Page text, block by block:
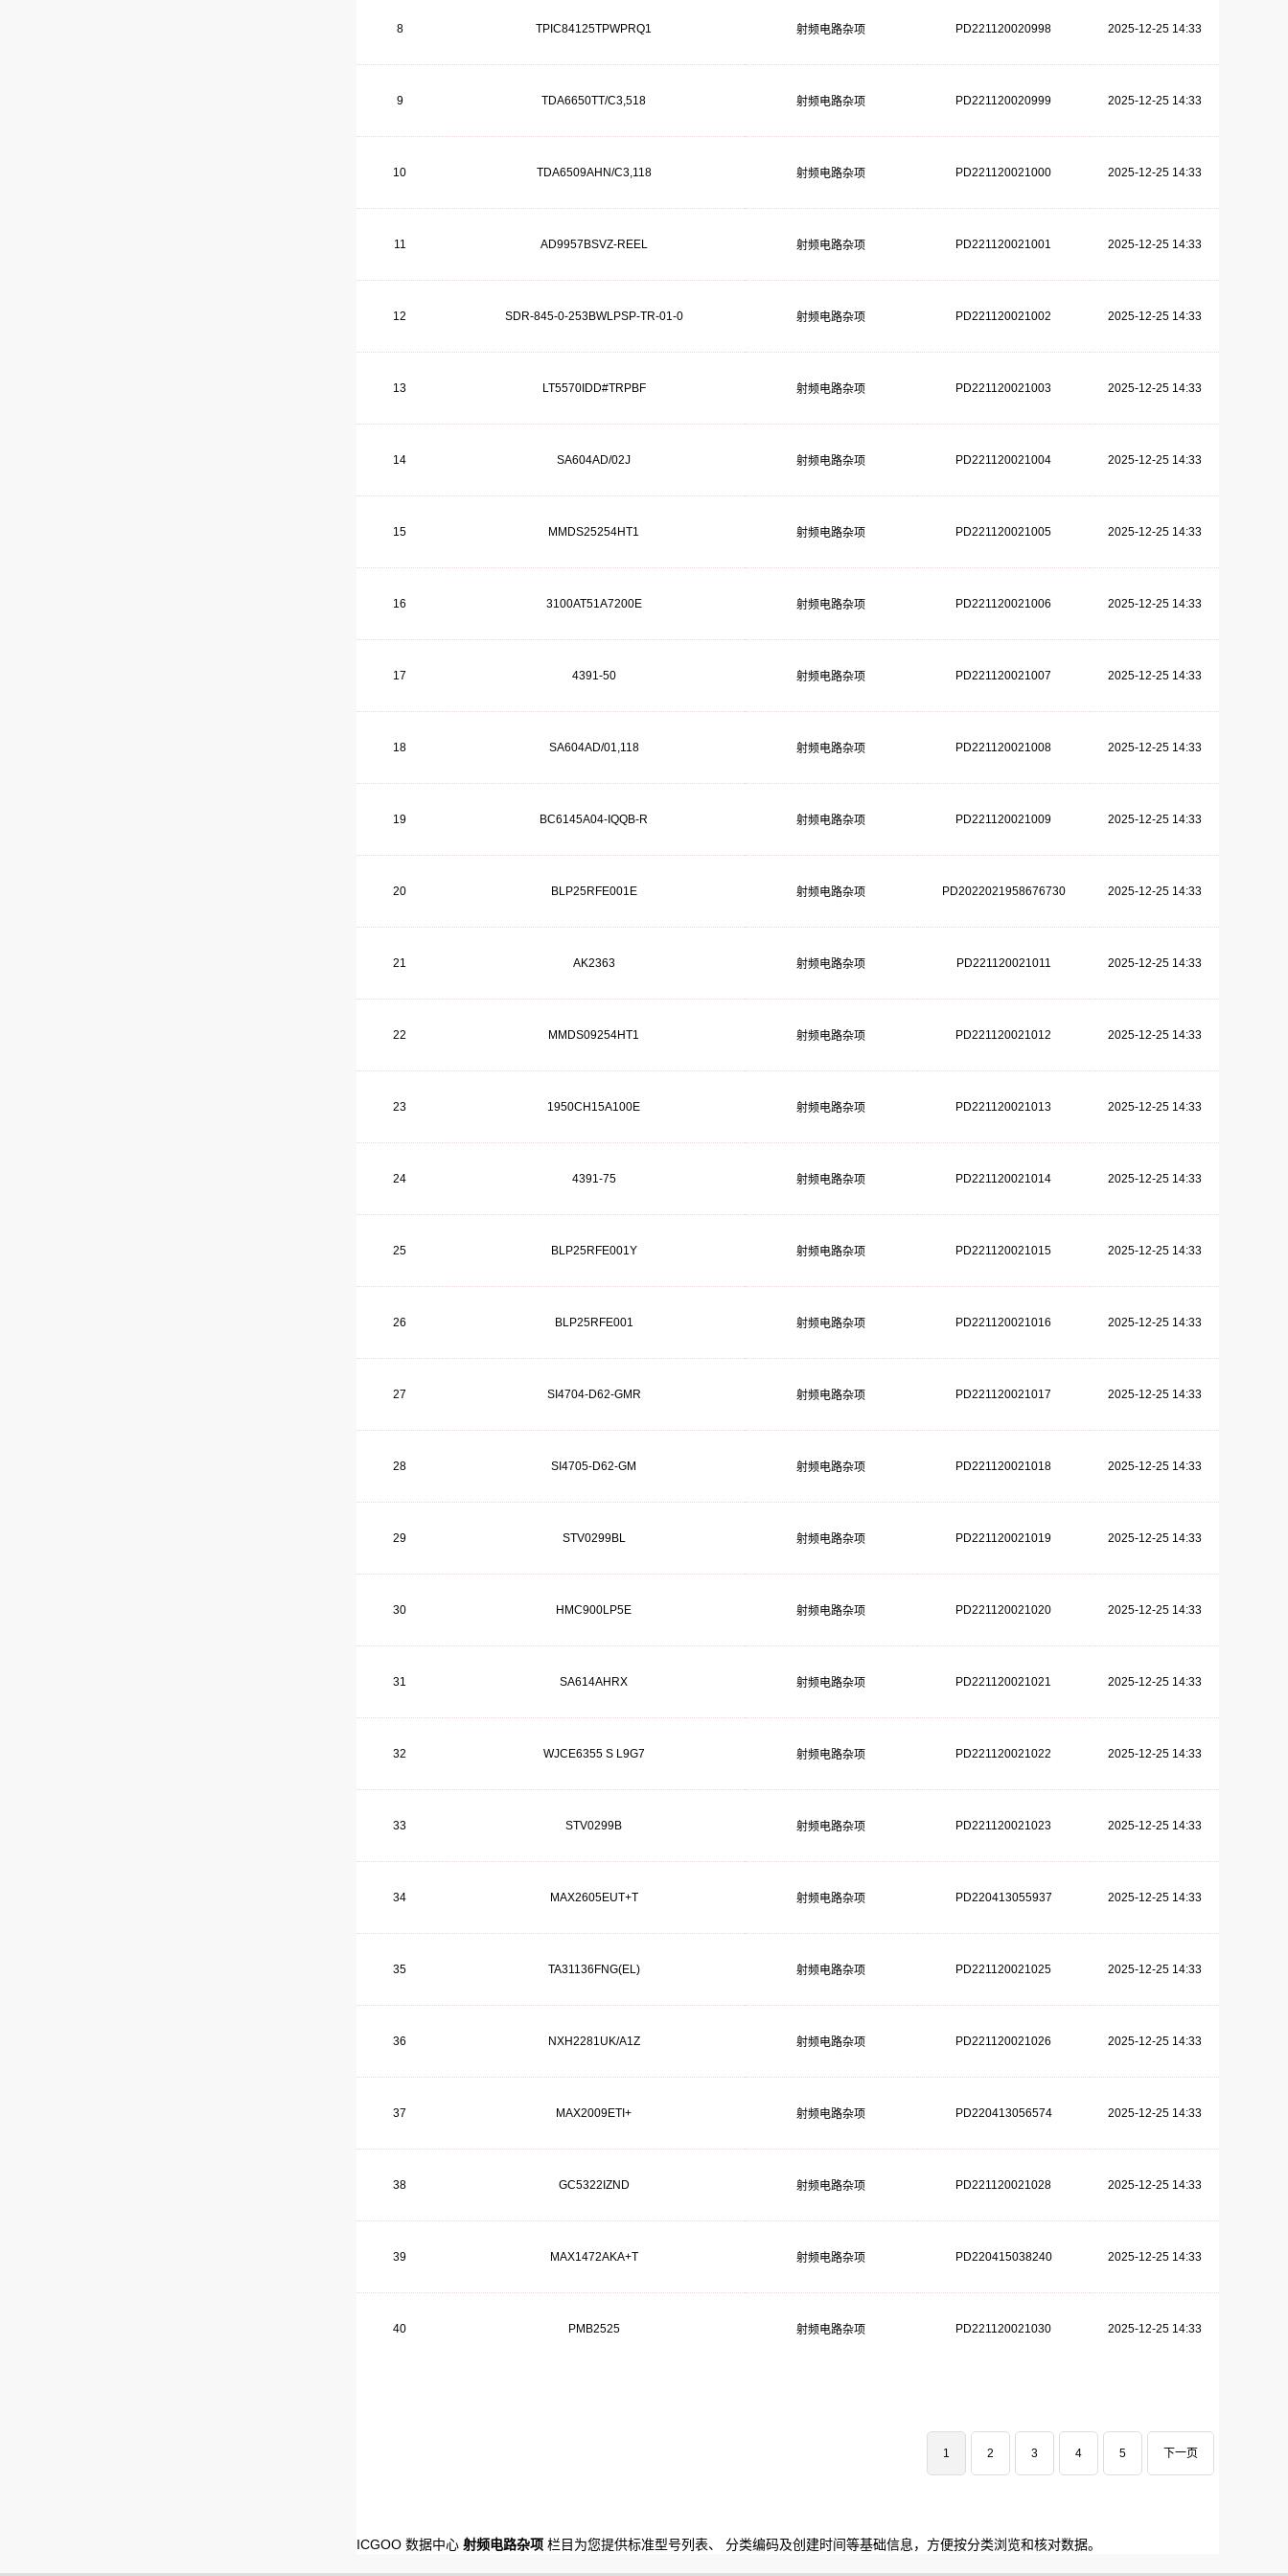
8 TPIC84125TPWPRQ1 射频电路杂项 PD221120020998 2025-12-25 14:33
9 TDA6650TT/C3,518 射频电路杂项 PD221120020999 2025-12-25 14:33
10 TDA6509AHN/C3,118 射频电路杂项 PD221120021000 2025-12-25 14:33
11 AD9957BSVZ-REEL 射频电路杂项 PD221120021001 2025-12-25 14:33
12 SDR-845-0-253BWLPSP-TR-01-0 射频电路杂项 PD221120021002 2025-12-25 14:33
13 LT5570IDD#TRPBF 射频电路杂项 PD221120021003 2025-12-25 14:33
14 SA604AD/02J 射频电路杂项 PD221120021004 2025-12-25 14:33
15 MMDS25254HT1 射频电路杂项 PD221120021005 2025-12-25 14:33
16 3100AT51A7200E 射频电路杂项 PD221120021006 2025-12-25 14:33
17 4391-50 射频电路杂项 PD221120021007 2025-12-25 14:33
18 SA604AD/01,118 射频电路杂项 PD221120021008 2025-12-25 14:33
19 BC6145A04-IQQB-R 射频电路杂项 PD221120021009 2025-12-25 14:33
20 BLP25RFE001E 射频电路杂项 PD2022021958676730 2025-12-25 14:33
21 AK2363 射频电路杂项 PD221120021011 2025-12-25 14:33
22 MMDS09254HT1 射频电路杂项 PD221120021012 2025-12-25 14:33
23 1950CH15A100E 射频电路杂项 PD221120021013 2025-12-25 14:33
24 4391-75 射频电路杂项 PD221120021014 2025-12-25 14:33
25 BLP25RFE001Y 射频电路杂项 PD221120021015 2025-12-25 14:33
26 BLP25RFE001 射频电路杂项 PD221120021016 2025-12-25 14:33
27 SI4704-D62-GMR 射频电路杂项 PD221120021017 2025-12-25 14:33
28 SI4705-D62-GM 射频电路杂项 PD221120021018 2025-12-25 14:33
29 STV0299BL 射频电路杂项 PD221120021019 2025-12-25 14:33
30 HMC900LP5E 射频电路杂项 PD221120021020 2025-12-25 14:33
31 SA614AHRX 射频电路杂项 PD221120021021 2025-12-25 14:33
32 WJCE6355 S L9G7 射频电路杂项 PD221120021022 2025-12-25 14:33
33 STV0299B 射频电路杂项 PD221120021023 2025-12-25 14:33
34 MAX2605EUT+T 射频电路杂项 PD220413055937 2025-12-25 14:33
35 TA31136FNG(EL) 射频电路杂项 PD221120021025 2025-12-25 14:33
36 NXH2281UK/A1Z 射频电路杂项 PD221120021026 2025-12-25 14:33
37 MAX2009ETI+ 射频电路杂项 PD220413056574 2025-12-25 14:33
38 GC5322IZND 射频电路杂项 PD221120021028 2025-12-25 14:33
39 MAX1472AKA+T 射频电路杂项 PD220415038240 2025-12-25 14:33
40 PMB2525 射频电路杂项 PD221120021030 2025-12-25 14:33
1 2 3 4 5 下一页
ICGOO 数据中心 射频电路杂项 栏目为您提供标准型号列表、 分类编码及创建时间等基础信息，方便按分类浏览和核对数据。